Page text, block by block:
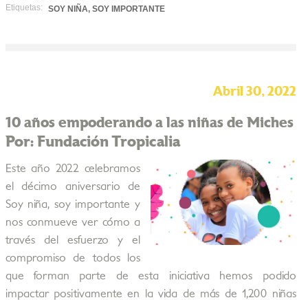
Etiquetas:
SOY NIÑA, SOY IMPORTANTE
Abril 30, 2022
10 años empoderando a las niñas de Miches
Por: Fundación Tropicalia
Este año 2022 celebramos
el décimo aniversario de
Soy niña, soy importante y
nos conmueve ver cómo a
través del esfuerzo y el
compromiso de todos los
que forman parte de esta iniciativa hemos podido
impactar positivamente en la vida de más de 1,200 niñas